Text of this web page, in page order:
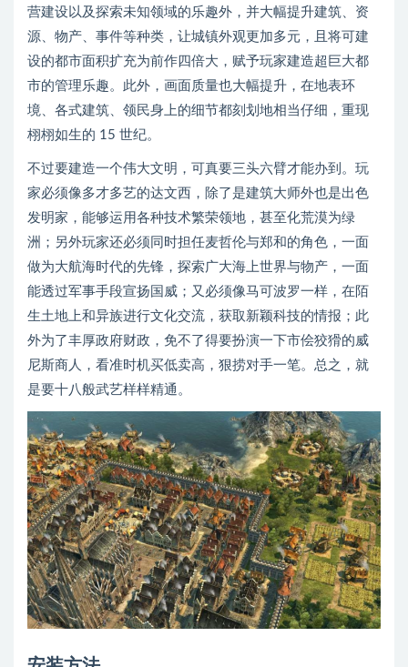
营建设以及探索未知领域的乐趣外，并大幅提升建筑、资
源、物产、事件等种类，让城镇外观更加多元，且将可建
设的都市面积扩充为前作四倍大，赋予玩家建造超巨大都
市的管理乐趣。此外，画面质量也大幅提升，在地表环
境、各式建筑、领民身上的细节都刻划地相当仔细，重现
栩栩如生的 15 世纪。
不过要建造一个伟大文明，可真要三头六臂才能办到。玩
家必须像多才多艺的达文西，除了是建筑大师外也是出色
发明家，能够运用各种技术繁荣领地，甚至化荒漠为绿
洲；另外玩家还必须同时担任麦哲伦与郑和的角色，一面
做为大航海时代的先锋，探索广大海上世界与物产，一面
能透过军事手段宣扬国威；又必须像马可波罗一样，在陌
生土地上和异族进行文化交流，获取新颖科技的情报；此
外为了丰厚政府财政，免不了得要扮演一下市侩狡猾的威
尼斯商人，看准时机买低卖高，狠捞对手一笔。总之，就
是要十八般武艺样样精通。